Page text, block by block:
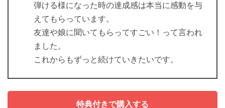
弾ける様になった時の達成感は本当に感動を与
えてもらっています。
友達や娘に聞いてもらってすごい！って言われ
ました。
これからもずっと続けていきたいです。
特典付きで購入する